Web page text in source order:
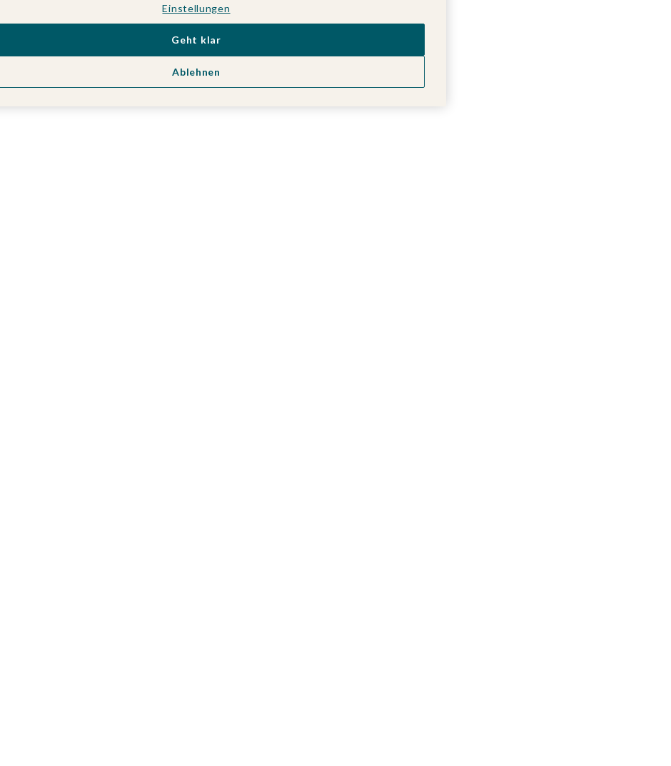
Einstellungen
Ablehnen
Geht klar